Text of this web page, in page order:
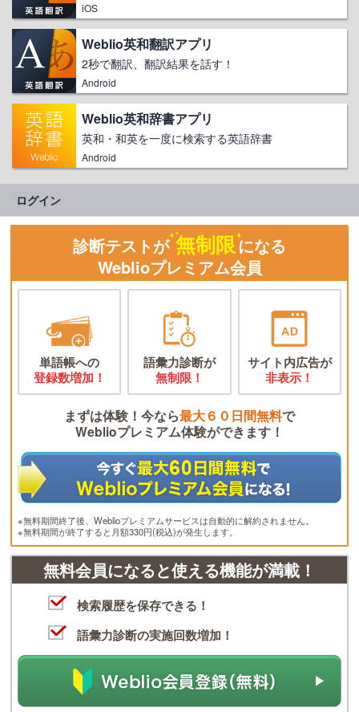
iOS
Weblio英和翻訳アプリ
2秒で翻訳、翻訳結果を話す！
Android
Weblio英和辞書アプリ
英和・和英を一度に検索する英語辞書
Android
ログイン
診断テストが 無制限になる
Weblioプレミアム会員
単語帳への
登録数増加！
語彙力診断が
無制限！
サイト内広告が
非表示！
まずは体験！今なら最大６０日間無料で
Weblioプレミアム体験ができます！
※無料期間終了後、Weblioプレミアムサービスは自動的に解約されません。
※無料期間が終了すると月額330円(税込)が発生します。
無料会員になると使える機能が満載！
検索履歴を保存できる！
語彙力診断の実施回数増加！